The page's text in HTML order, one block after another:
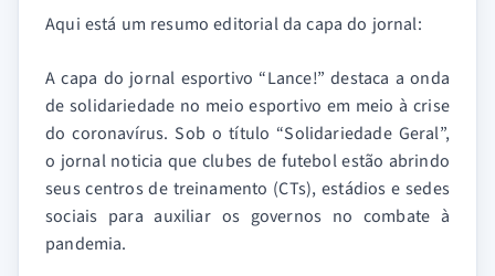
Aqui está um resumo editorial da capa do jornal:
A capa do jornal esportivo “Lance!” destaca a onda
de solidariedade no meio esportivo em meio à crise
do coronavírus. Sob o título “Solidariedade Geral”,
o jornal noticia que clubes de futebol estão abrindo
seus centros de treinamento (CTs), estádios e sedes
sociais para auxiliar os governos no combate à
pandemia.